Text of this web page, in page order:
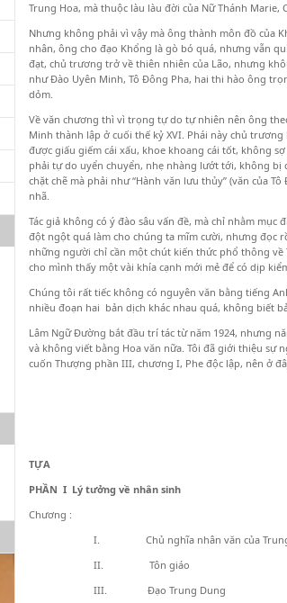
Trung Hoa, mà thuộc làu làu đời của Nữ Thánh
Nhưng không phải vì vậy mà ông thành môn đồ của
nhân, ông cho đạo Khổng là gò bó quá, nhưng vẫn
đạt, chủ trương trở về thiên nhiên của Lão, nhưng
như Đào Uyên Minh, Tô Đông Pha, hai thi hào ông
dỏm.
Về văn chương thì vì trọng tự do tự nhiên nên ông
Minh thành lập ở cuối thế kỷ XVI. Phái này chủ
được giấu giếm cái xấu, khoe khoang cái tốt, không
phải tự do uyển chuyển, nhẹ nhàng lướt tới, không
chặt chẽ mà phải như “Hành văn lưu thủy” (văn của
nhã.
Tác giả không có ý đào sâu vấn đề, mà chỉ nhằm
đột ngột quá làm cho chúng ta mĩm cười, nhưng đọc
những người chỉ cần một chút kiến thức phổ thông
cho mình thấy một vài khía cạnh mới mẻ để có dịp
Chúng tôi rất tiếc không có nguyên văn bằng tiếng
nhiều đoạn hai bản dịch khác nhau quá, không biết
Lâm Ngữ Đường bắt đầu trí tác từ năm 1924, nhưng
và không viết bằng Hoa văn nữa. Tôi đã giới thiệu sự
cuốn Thượng phần III, chương I, Phe độc lập, nên ở
TỰA
PHẦN I Lý tưởng về nhân sinh
Chương :
I. Chủ nghĩa nhân văn của Trung
II. Tôn giáo
III. Đạo Trung Dung